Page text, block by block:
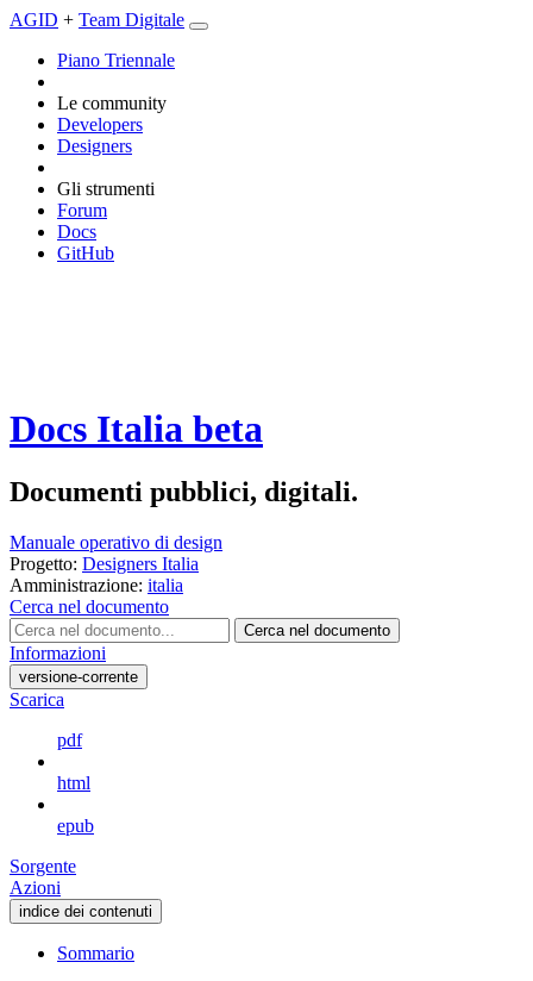
AGID + Team Digitale
Piano Triennale
Le community
Developers
Designers
Gli strumenti
Forum
Docs
GitHub
Docs Italia beta
Documenti pubblici, digitali.
Manuale operativo di design
Progetto: Designers Italia
Amministrazione: italia
Cerca nel documento
Cerca nel documento
Informazioni
versione-corrente
Scarica
pdf
html
epub
Sorgente
Azioni
indice dei contenuti
Sommario